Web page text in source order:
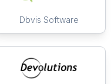
Dbvis Software